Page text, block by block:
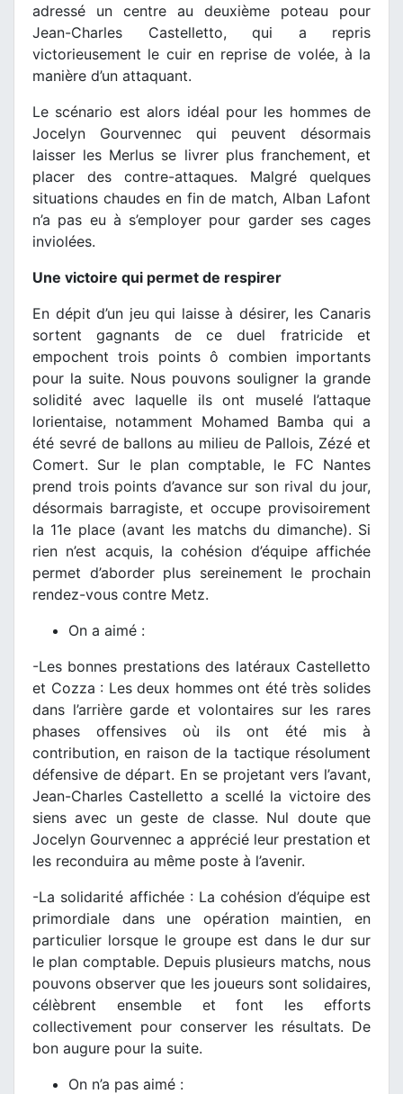
adressé un centre au deuxième poteau pour
Jean-Charles Castelletto, qui a repris
victorieusement le cuir en reprise de volée, à la
manière d’un attaquant.
Le scénario est alors idéal pour les hommes de
Jocelyn Gourvennec qui peuvent désormais
laisser les Merlus se livrer plus franchement, et
placer des contre-attaques. Malgré quelques
situations chaudes en fin de match, Alban Lafont
n’a pas eu à s’employer pour garder ses cages
inviolées.
Une victoire qui permet de respirer
En dépit d’un jeu qui laisse à désirer, les Canaris
sortent gagnants de ce duel fratricide et
empochent trois points ô combien importants
pour la suite. Nous pouvons souligner la grande
solidité avec laquelle ils ont muselé l’attaque
lorientaise, notamment Mohamed Bamba qui a
été sevré de ballons au milieu de Pallois, Zézé et
Comert. Sur le plan comptable, le FC Nantes
prend trois points d’avance sur son rival du jour,
désormais barragiste, et occupe provisoirement
la 11e place (avant les matchs du dimanche). Si
rien n’est acquis, la cohésion d’équipe affichée
permet d’aborder plus sereinement le prochain
rendez-vous contre Metz.
On a aimé :
-Les bonnes prestations des latéraux Castelletto
et Cozza : Les deux hommes ont été très solides
dans l’arrière garde et volontaires sur les rares
phases offensives où ils ont été mis à
contribution, en raison de la tactique résolument
défensive de départ. En se projetant vers l’avant,
Jean-Charles Castelletto a scellé la victoire des
siens avec un geste de classe. Nul doute que
Jocelyn Gourvennec a apprécié leur prestation et
les reconduira au même poste à l’avenir.
-La solidarité affichée : La cohésion d’équipe est
primordiale dans une opération maintien, en
particulier lorsque le groupe est dans le dur sur
le plan comptable. Depuis plusieurs matchs, nous
pouvons observer que les joueurs sont solidaires,
célèbrent ensemble et font les efforts
collectivement pour conserver les résultats. De
bon augure pour la suite.
On n’a pas aimé :